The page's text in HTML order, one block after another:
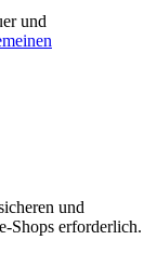
und
und
Shops erforderlich.